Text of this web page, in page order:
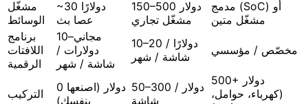
مشغّل
الوسائط
~30 دولارًا
عصا بث
150–500 دولار
مشغّل تجاري
مدمج (SoC) أو
مشغّل متين
برنامج
اللافتات
الرقمية
مجاني–10
دولارات /
شاشة / شهر
10–20 دولارًا /
شاشة / شهر
مخصّص / مؤسسي
التركيب
0 دولار (اصنعها
بنفسك)
50–300 دولار /
شاشة
500+ دولار
(كهرباء، حوامل،